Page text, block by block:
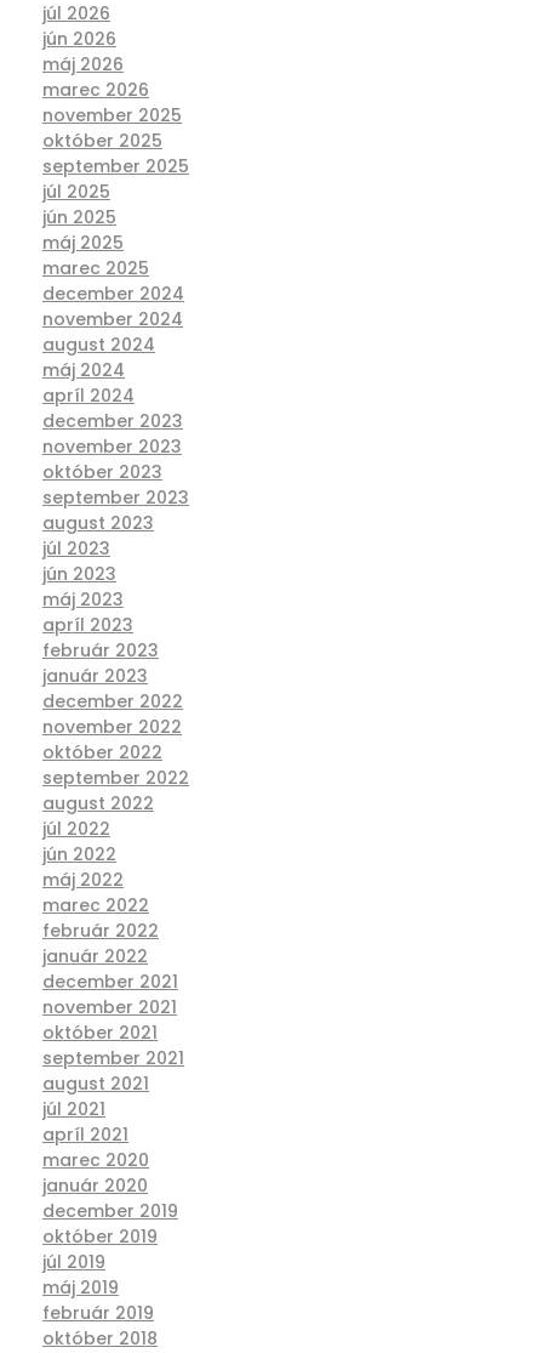
júl 2026
jún 2026
máj 2026
marec 2026
november 2025
október 2025
september 2025
júl 2025
jún 2025
máj 2025
marec 2025
december 2024
november 2024
august 2024
máj 2024
apríl 2024
december 2023
november 2023
október 2023
september 2023
august 2023
júl 2023
jún 2023
máj 2023
apríl 2023
február 2023
január 2023
december 2022
november 2022
október 2022
september 2022
august 2022
júl 2022
jún 2022
máj 2022
marec 2022
február 2022
január 2022
december 2021
november 2021
október 2021
september 2021
august 2021
júl 2021
apríl 2021
marec 2020
január 2020
december 2019
október 2019
júl 2019
máj 2019
február 2019
október 2018